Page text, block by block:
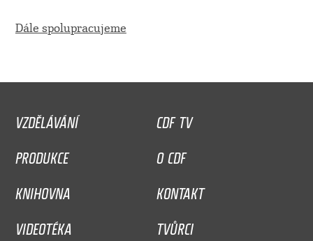
Dále spolupracujeme
VZDĚLÁVÁNÍ
CDF TV
PRODUKCE
O CDF
KNIHOVNA
KONTAKT
VIDEOTÉKA
TVŮRCI